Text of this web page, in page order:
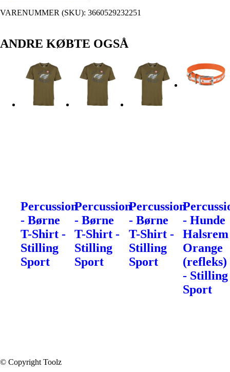
VARENUMMER (SKU): 3660529232251
ANDRE KØBTE OGSÅ
Percussion
- Børne
T-Shirt -
Stilling
Sport
Percussion
- Børne
T-Shirt -
Stilling
Sport
Percussion
- Børne
T-Shirt -
Stilling
Sport
- Hunde
Halsrem
Orange
(refleks)
- Stilling
Sport
© Copyright Toolz